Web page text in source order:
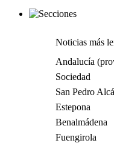
Noticias más
Andalucía
Sociedad
San Pedro
Estepona
Benalmádena
Fuengirola